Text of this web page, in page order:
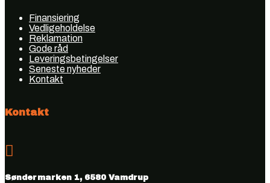
Finansiering
Vedligeholdelse
Reklamation
Gode råd
Leveringsbetingelser
Seneste nyheder
Kontakt
Kontakt

Søndermarken 1, 6580 Vamdrup